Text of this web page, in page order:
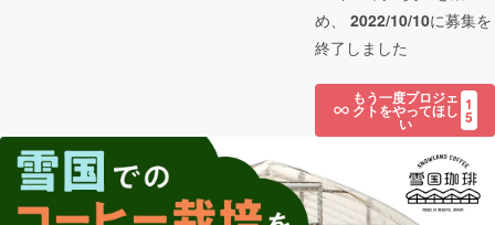
め、 2022/10/10に募集を
終了しました
もう一度プロジェ
クトをやってほし
い
1
5